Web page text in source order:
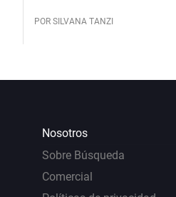
POR SILVANA TANZI
Nosotros
Sobre Búsqueda
Comercial